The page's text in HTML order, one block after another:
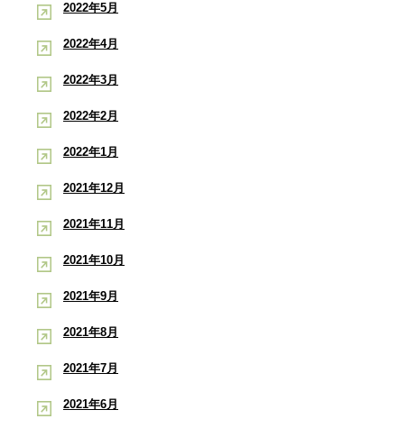
2022年5月
2022年4月
2022年3月
2022年2月
2022年1月
2021年12月
2021年11月
2021年10月
2021年9月
2021年8月
2021年7月
2021年6月